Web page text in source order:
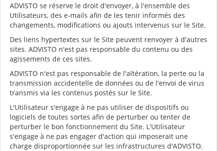
ADVISTO se réserve le droit d'envoyer, à l'ensemble des
Utilisateurs, des e-mails afin de les tenir informés des
changements, modifications ou ajouts intervenus sur le Site.
Des liens hypertextes sur le Site peuvent renvoyer à d'autres
sites. ADVISTO n'est pas responsable du contenu ou des
agissements de ces sites.
ADVISTO n'est pas responsable de l'altération, la perte ou la
transmission accidentelle de données ou de l'envoi de virus
transmis via les contenus postés sur le Site.
L'Utilisateur s'engage à ne pas utiliser de dispositifs ou
logiciels de toutes sortes afin de perturber ou tenter de
perturber le bon fonctionnement du Site. L'Utilisateur
s'engage à ne pas engager d'action qui imposerait une
charge disproportionnée sur les infrastructures d'ADVISTO.